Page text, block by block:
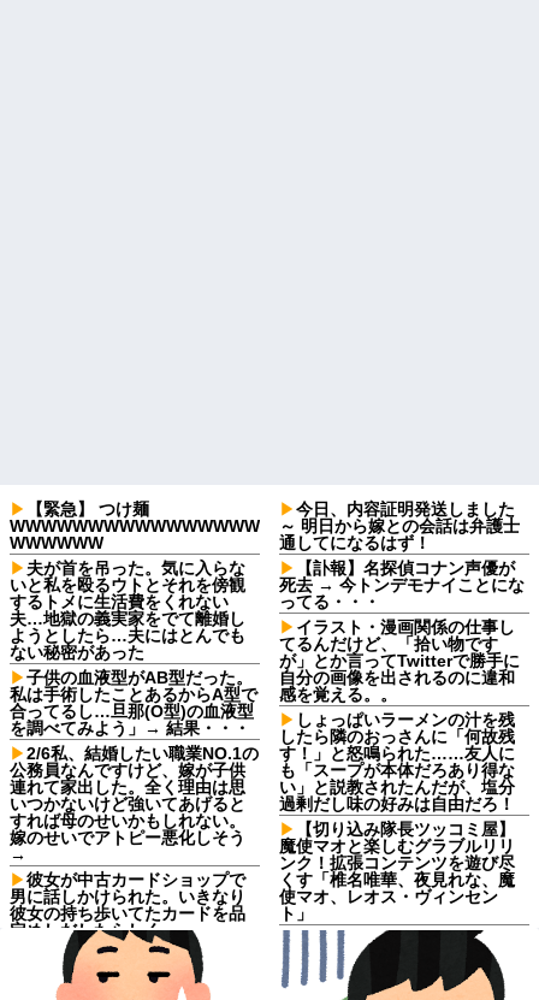
【緊急】 つけ麺
WWWWWWWWWWWWWWWW
WWWWWW
夫が首を吊った。気に入らな
いと私を殴るウトとそれを傍観
するトメに生活費をくれない
夫…地獄の義実家をでて離婚し
ようとしたら…夫にはとんでも
ない秘密があった
子供の血液型がAB型だった。
私は手術したことあるからA型で
合ってるし…旦那(O型)の血液型
を調べてみよう」→ 結果・・・
2/6私、結婚したい職業NO.1の
公務員なんですけど、嫁が子供
連れて家出した。全く理由は思
いつかないけど強いてあげると
すれば母のせいかもしれない。
嫁のせいでアトピー悪化しそう
→
彼女が中古カードショップで
男に話しかけられた。いきなり
彼女の持ち歩いてたカードを品
定めしだしたらしく…
【後編】フードコートで鉢合
わせした託児ママに「食べてい
る間でいいから」と子供を押し
今日、内容証明発送しました
～ 明日から嫁との会話は弁護士
通してになるはず！
【訃報】名探偵コナン声優が
死去 → 今トンデモナイことにな
ってる・・・
イラスト・漫画関係の仕事し
てるんだけど、「拾い物です
が」とか言ってTwitterで勝手に
自分の画像を出されるのに違和
感を覚える。。
しょっぱいラーメンの汁を残
したら隣のおっさんに「何故残
す！」と怒鳴られた……友人に
も「スープが本体だろあり得な
い」と説教されたんだが、塩分
過剰だし味の好みは自由だろ！
【切り込み隊長ツッコミ屋】
魔使マオと楽しむグラブルリリ
ンク！拡張コンテンツを遊び尽
くす「椎名唯華、夜見れな、魔
使マオ、レオス・ヴィンセン
ト」
セブンイレブンのホットスナ
ックコーナーにあるチョコクッ
キー美味しすぎる。でも545カロ
リーあってヒエっ